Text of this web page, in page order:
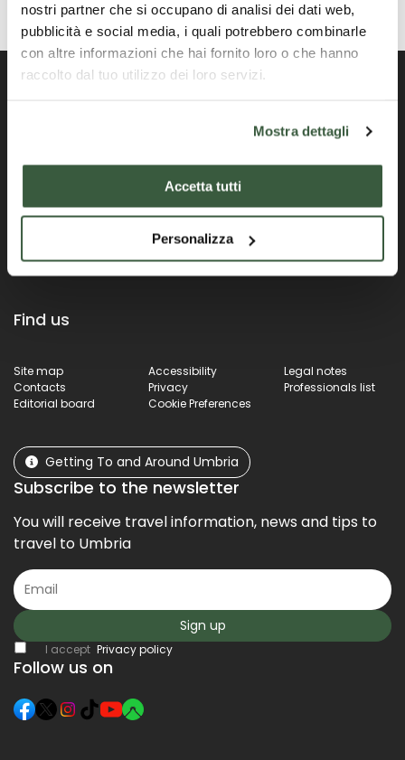
nostri partner che si occupano di analisi dei dati web,
pubblicità e social media, i quali potrebbero combinarle
con altre informazioni che hai fornito loro o che hanno
raccolto dal tuo utilizzo dei loro servizi.
Mostra dettagli
Accetta tutti
Personalizza
Official Portal of the Umbria Region
Find us
Site map Accessibility
Legal notes
Contacts
Privacy
Professionals list
Editorial board
Cookie Preferences
Getting To and Around Umbria
Subscribe to the newsletter
You will receive travel information, news and tips to
travel to Umbria
Sign up
I accept Privacy policy
Follow us on